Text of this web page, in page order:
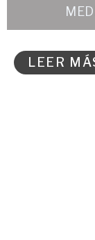
LEER